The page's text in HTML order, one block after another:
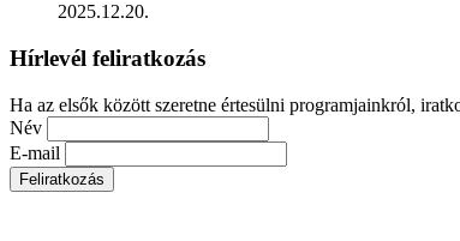
2025.12.20.
Hírlevél feliratkozás
Ha az elsők között szeretne értesülni programjainkról,
Név
E-mail
Feliratkozás